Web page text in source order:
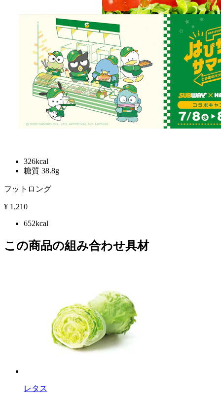
山桜のチップでスモークした薫り豊かな生ハムと、な
めらかなマスカルポーネが味わえるサンドです。
レギュラー
326kcal
糖質 38.8g
フットロング
¥ 1,210
652kcal
この商品の組み合わせ具材
レタス